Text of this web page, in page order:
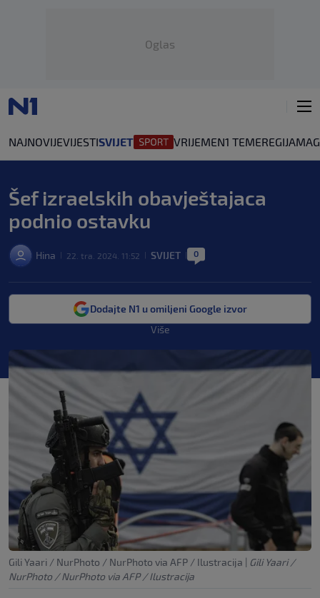
Oglas
NAJNOVIJEVIJESTISVIJET VRIJEMEN1 TEMEREGIJA
Šef izraelskih obavještajaca
podnio ostavku
Hina 22. tra. 2024. 11:52 SVIJET 0
Dodajte N1 u omiljeni Google izvor
Više
Gili Yaari / NurPhoto / NurPhoto via AFP / Ilustracija | Gili Yaari /
NurPhoto / NurPhoto via AFP / Ilustracija